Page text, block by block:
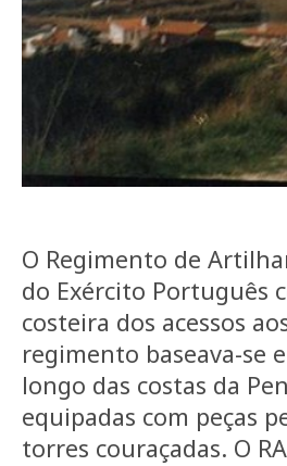
O Regimento de
do Exército Português
costeira dos acessos
regimento baseava-se
longo das costas da
equipadas com peças
torres couraçadas. O